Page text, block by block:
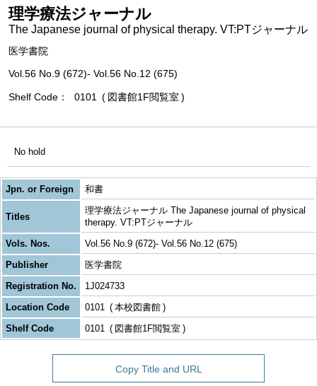
理学療法ジャーナル
The Japanese journal of physical therapy. VT:PTジャーナル
医学書院
Vol.56 No.9 (672)- Vol.56 No.12 (675)
Shelf Code 0101 図書館1F閲覧室
No hold
Jpn. or Foreign 和書
Titles
理学療法ジャーナル The Japanese journal of physical
therapy. VT:PTジャーナル
Vols. Nos.
Vol.56 No.9 (672)- Vol.56 No.12 (675)
Publisher
医学書院
Registration No.
1J024733
Location Code
0101
本校図書館
Shelf Code
0101 図書館1F閲覧室
Copy Title and URL